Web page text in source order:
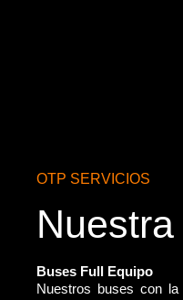
OTP SERVICIOS
Buses Full Equipo
Nuestros buses con la